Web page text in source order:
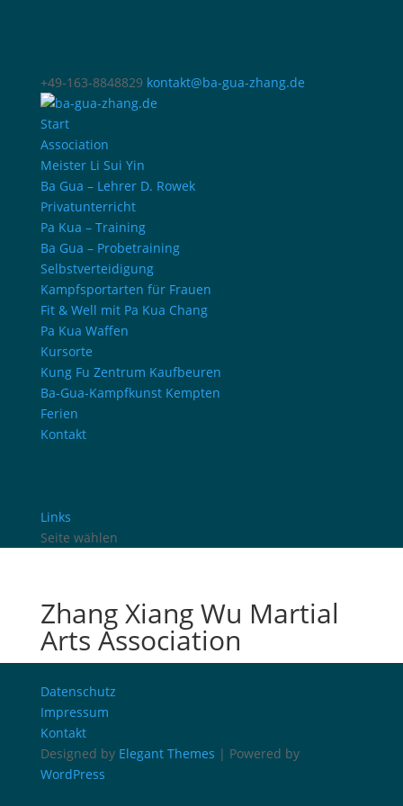
+49-163-8848829 kontakt@ba-gua-zhang.de
Start
Association
Meister Li Sui Yin
Ba Gua – Lehrer D. Rowek
Privatunterricht
Pa Kua – Training
Ba Gua – Probetraining
Selbstverteidigung
Kampfsportarten für Frauen
Fit & Well mit Pa Kua Chang
Pa Kua Waffen
Kursorte
Kung Fu Zentrum Kaufbeuren
Ba-Gua-Kampfkunst Kempten
Ferien
Kontakt
Links
Seite wählen
Zhang Xiang Wu Martial
Arts Association
Datenschutz
Impressum
Kontakt
Designed by Elegant Themes | Powered by
WordPress